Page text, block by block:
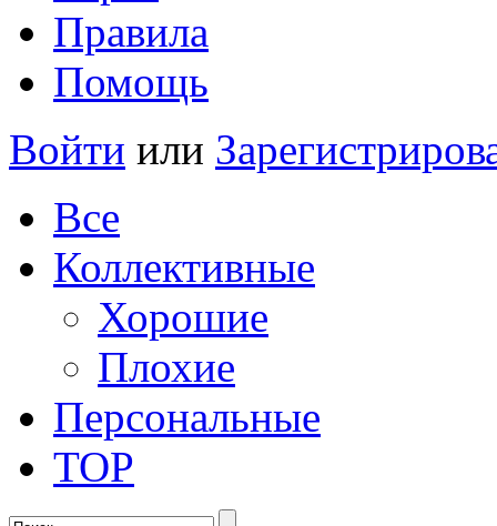
Правила
Помощь
Войти или
Все
Коллективные
Хорошие
Плохие
Персональные
TOP